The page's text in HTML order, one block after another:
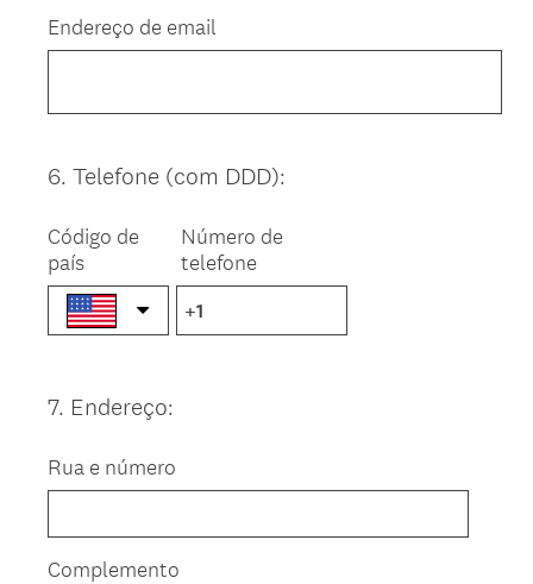
Endereço de email
Question
6. Telefone (com DDD):
Código de
país
Número de
telefone
Question
7. Endereço:
Rua e número
Complemento